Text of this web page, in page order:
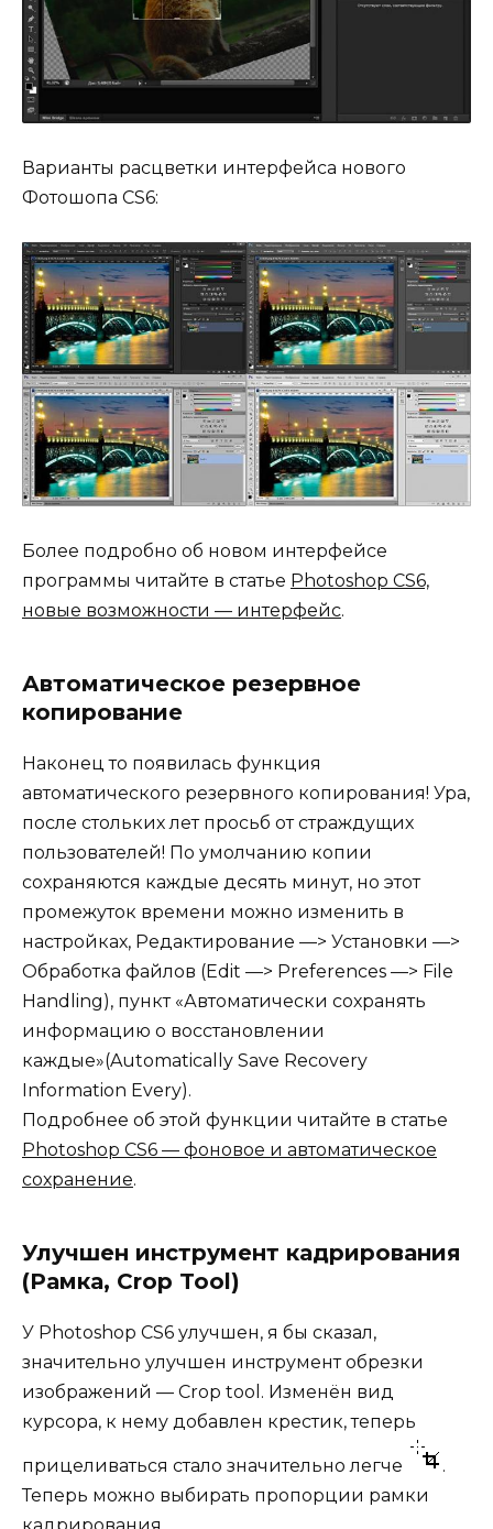
Варианты расцветки интерфейса нового
Фотошопа CS6:
Более подробно об новом интерфейсе
программы читайте в статье Photoshop CS6,
новые возможности — интерфейс.
Автоматическое резервное
копирование
Наконец то появилась функция
автоматического резервного копирования! Ура,
после стольких лет просьб от страждущих
пользователей! По умолчанию копии
сохраняются каждые десять минут, но этот
промежуток времени можно изменить в
настройках, Редактирование —> Установки —>
Обработка файлов (Edit —> Preferences —> File
Handling), пункт «Автоматически сохранять
информацию о восстановлении
каждые»(Automatically Save Recovery
Information Every).
Подробнее об этой функции читайте в статье
Photoshop CS6 — фоновое и автоматическое
сохранение.
Улучшен инструмент кадрирования
(Рамка, Crop Tool)
У Photoshop CS6 улучшен, я бы сказал,
значительно улучшен инструмент обрезки
изображений — Crop tool. Изменён вид
курсора, к нему добавлен крестик, теперь
прицеливаться стало значительно легче
.
Теперь можно выбирать пропорции рамки